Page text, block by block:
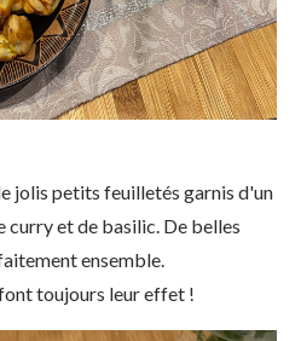
jolis petits feuilletés garnis d'un
curry et de basilic. De belles
ensemble.
toujours leur effet !